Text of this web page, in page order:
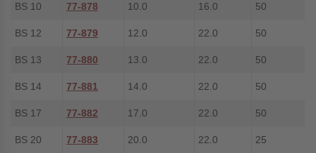
BS 10 77-878 10.0 16.0 50
BS 12 77-879 12.0 22.0 50
BS 13 77-880 13.0 22.0 50
BS 14 77-881 14.0 22.0 50
BS 17 77-882 17.0 22.0 50
BS 20 77-883 20.0 22.0 25